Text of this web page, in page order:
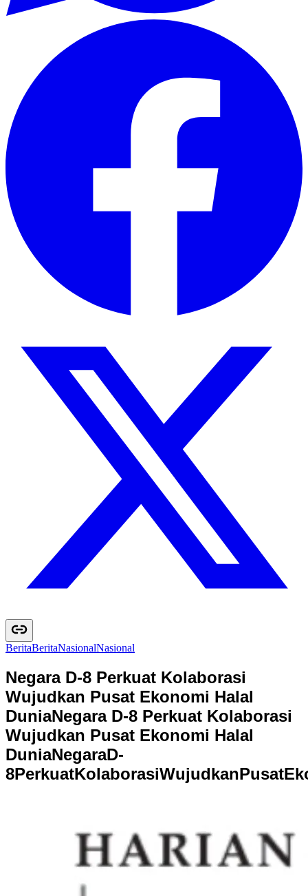
BeritaBeritaNasionalNasional
Negara D-8 Perkuat Kolaborasi
Wujudkan Pusat Ekonomi Halal
DuniaNegara D-8 Perkuat Kolaborasi
Wujudkan Pusat Ekonomi Halal
DuniaNegaraD-
8PerkuatKolaborasiWujudkanPusatEk